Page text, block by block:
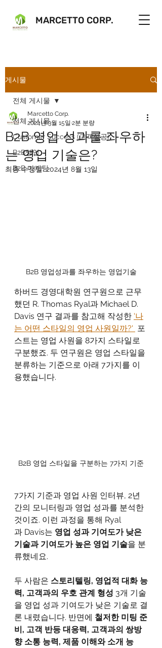
MARCETTO CORP.
게시물
전체 게시물
Customer Success (고객성공)
B2B영업
B2B 마케팅
전체 게시물
B2B 영업 성과를 좌우하
는 영업 기술은?
Marcetto Corp.
2024년 3월 15일 2분 분량
최종 수정일:2024년 8월 13일
B2B 영업성과를 좌우하는 영업기술
하버드 경영대학원 연구원으로 근무
했던 R. Thomas Ryal과 Michael D.
Davis 연구 결과를 참고해 작성한 '나
는 어떤 스타일의 영업 사원일까?' 포
스트는 영업 사원을 8가지 스타일로
구분했죠. 두 연구원은 영업 스타일을
분류하는 기준으로 아래 7가지를 이
용했습니다.
B2B 영업 스타일을 구분하는 7가지 기준
7가지 기준과 영업 사원 인터뷰, 2년
간의 모니터링과 영업 성과를 분석한
것이죠. 이런 과정을 통해 Ryal
과 Davis는 영업 성과 기여도가 낮은
기술과 기여도가 높은 영업 기술을 분
류했네요.
두 사람은 스토리텔링, 영업적 대화 능
력, 고객과의 우호 관계 형성 3개 기술
을 영업 성과 기여도가 낮은 기술로 결
론 내렸습니다. 반면에 철저한 미팅 준
비, 고객 반등 대응력, 고객과의 쌍방
향 소통 능력, 제품 이해와 소개 능